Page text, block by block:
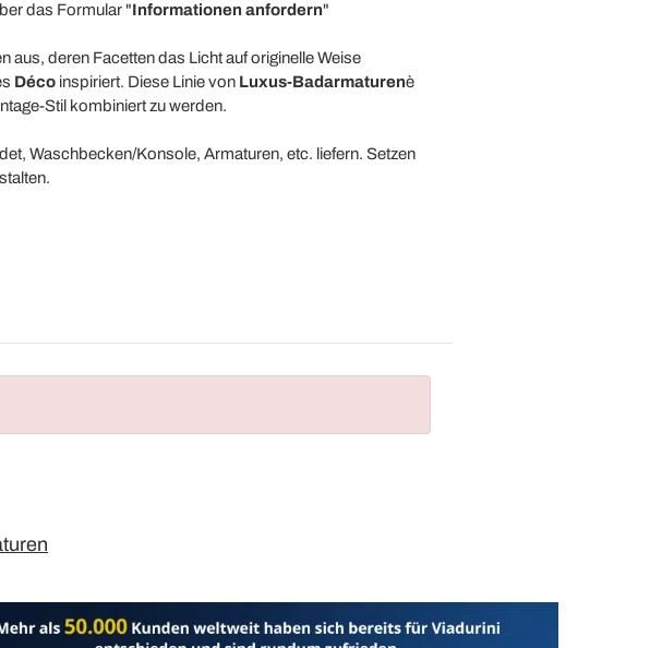
das Formular "Informationen anfordern"
deren Facetten das Licht auf originelle Weise
Décoinspiriert. Diese Linie von Luxus-Badarmaturenè
Stil kombiniert zu werden.
Waschbecken/Konsole, Armaturen, etc. liefern. Setzen